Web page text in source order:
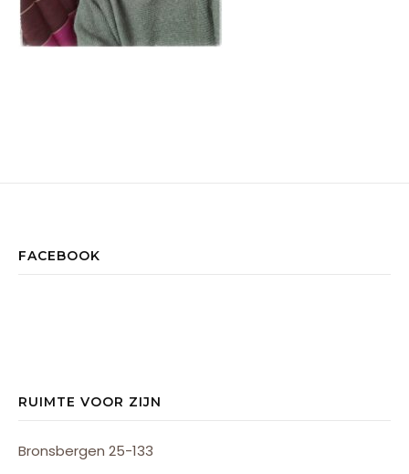
FACEBOOK
RUIMTE VOOR ZIJN
Bronsbergen 25-133